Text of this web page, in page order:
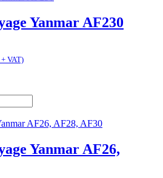
Yanmar AF230
+ VAT)
Yanmar AF26,